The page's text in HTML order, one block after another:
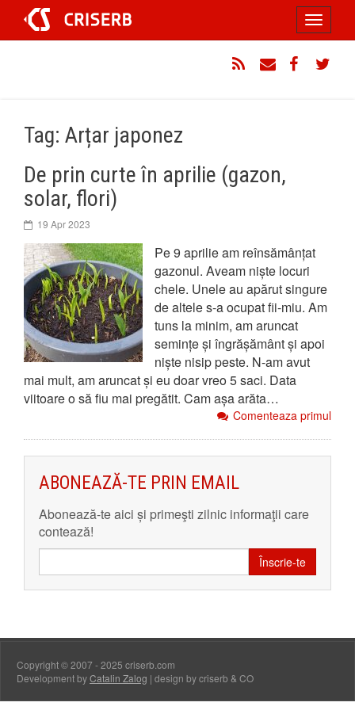
conținut
Toggle
Tag: Arțar japonez
De prin curte în aprilie (gazon,
solar, flori)
19 Apr 2023
Pe 9 aprilie am reînsămânțat
gazonul. Aveam niște locuri
chele. Unele au apărut singure
de altele s-a ocupat fii-miu. Am
tuns la minim, am aruncat
semințe și îngrășământ și apoi
niște nisip peste. N-am avut
mai mult, am aruncat și eu doar vreo 5 saci. Data
viitoare o să fiu mai pregătit. Cam așa arăta…
Comenteaza primul
ABONEAZĂ-TE PRIN EMAIL
Abonează-te aici și primeşti zilnic informaţii care
contează!
Înscrie-te
Copyright © 2007 - 2025 criserb.com
Development byCatalin Zalog | design by criserb & CO